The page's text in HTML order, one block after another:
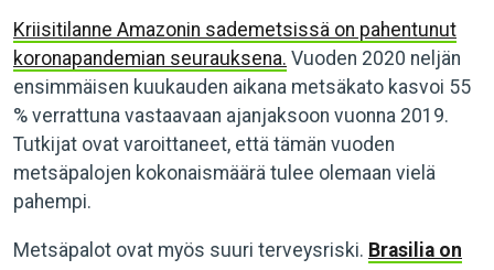
Kriisitilanne Amazonin sademetsissä on pahentunut
koronapandemian seurauksena. Vuoden 2020 neljän
ensimmäisen kuukauden aikana metsäkato kasvoi 55
% verrattuna vastaavaan ajanjaksoon vuonna 2019.
Tutkijat ovat varoittaneet, että tämän vuoden
metsäpalojen kokonaismäärä tulee olemaan vielä
pahempi.
Metsäpalot ovat myös suuri terveysriski. Brasilia on